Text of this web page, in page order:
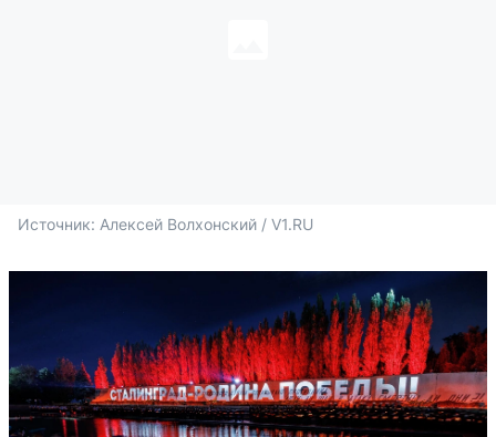
Источник: Алексей Волхонский / V1.RU